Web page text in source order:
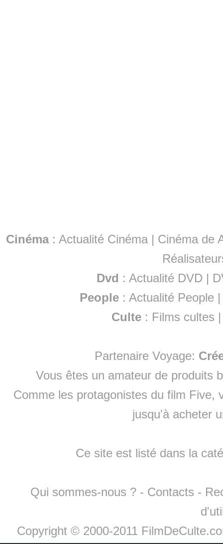
Cinéma: Actualité Cinéma | Cinéma de
Dvd : Actualité DVD |
People :Actualité People
Culte : Films cultes
Partenaire Voyage:
Vous êtes un amateur de produits
Comme les protagonistes du film Five,
jusqu'à acheter
Ce site est listé dans la
Qui sommes-nous ? - Contacts -
Copyright © 2000-2011